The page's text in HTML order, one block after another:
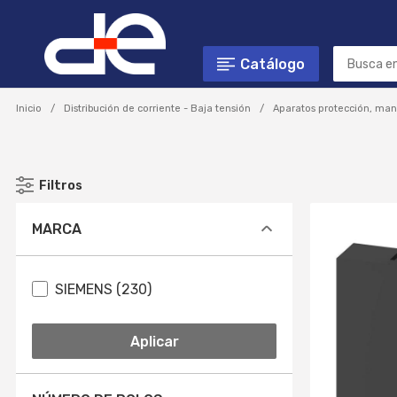
Catálogo
Inicio Distribución de corriente - Baja tensión Aparatos protección,
Filtros
MARCA
SIEMENS (230)
Aplicar